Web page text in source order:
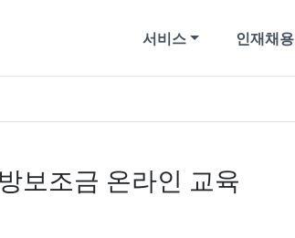
서비스 인재채용
보조금 온라인 교육